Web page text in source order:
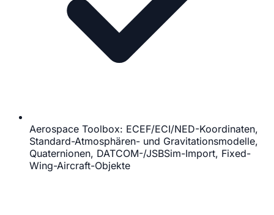
Aerospace Toolbox: ECEF/ECI/NED-Koordinaten,
Standard-Atmosphären- und Gravitationsmodelle,
Quaternionen, DATCOM-/JSBSim-Import, Fixed-
Wing-Aircraft-Objekte